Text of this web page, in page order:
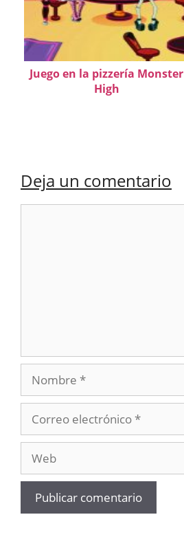
Juego en la pizzería Monster
High
Deja un comentario
Nombre
electrónico